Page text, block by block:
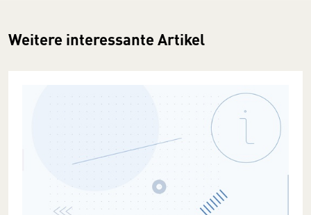
Weitere interessante Artikel